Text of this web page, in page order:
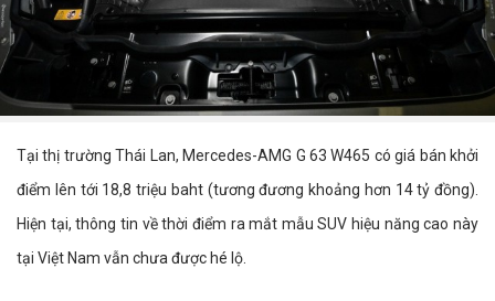
Tại thị trường Thái Lan, Mercedes-AMG G 63 W465 có giá bán khởi
điểm lên tới 18,8 triệu baht (tương đương khoảng hơn 14 tỷ đồng).
Hiện tại, thông tin về thời điểm ra mắt mẫu SUV hiệu năng cao này
tại Việt Nam vẫn chưa được hé lộ.